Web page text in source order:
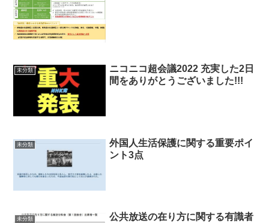
未分類
ニコニコ超会議2022 充実した2日
間をありがとうございました!!!
未分類
外国人生活保護に関する重要ポイ
ント3点
未分類
公共放送の在り方に関する有識者